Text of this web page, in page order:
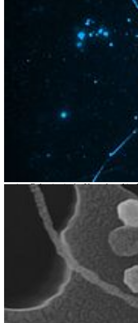
Mikrobielle Interaktionen sind
Funktion und Gesundheit natürlicher
des Menschen. Das Verständnis der
diesen Interaktionen zwischen
Umgebung zugrunde liegen, eröffnet
Möglichkeiten für neue
In diesem Sinne interessieren wir uns
einerseits wichtige
Ökosystemen hervorbringen und
Potential für biotechnologische bzw.
Obwohl marine Ökosysteme den bei
Erdoberfläche ausmachen, sind bisher
marine Bakterien bekannt bzw. näher
Gen- und Proteinfunktionen und damit
Anpassungsstrategien kennen wir nicht,
entscheidende Prozesse in den Ozeanen
unserer Arbeit ist es daher, Funktionen
mariner Bakterien in der Umwelt und im
einerseits generelle Mechanismen in den
zu verstehen und andererseits das
Mikroben für nachhaltige
Anwendungen zu erschließen.
Diplom- bzw. Masterarbeits-
Molekulare Mechanismen und
Kohlenstoffkreislaufs
Mikrobielle Interaktionen und
Symbiosen
Funktionelle Analyse und
Bacilli